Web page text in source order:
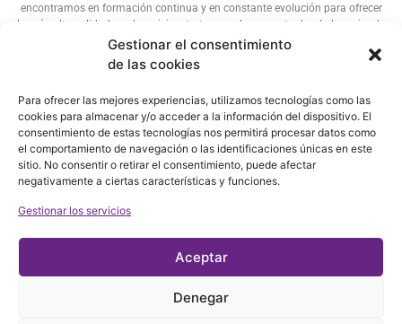
Gestionar el consentimiento
de las cookies
Para ofrecer las mejores experiencias, utilizamos tecnologías como las
cookies para almacenar y/o acceder a la información del dispositivo. El
consentimiento de estas tecnologías nos permitirá procesar datos como
el comportamiento de navegación o las identificaciones únicas en este
sitio. No consentir o retirar el consentimiento, puede afectar
negativamente a ciertas características y funciones.
Gestionar los servicios
Aceptar
Denegar
encontramos en formación continua y en constante evolución para ofrecer
la más alta calidad en el servicio y tratar a cada mascota dando lo mejor de
nosotros.
LOCALIZACIÓN
C/ Altamira Nº 11 ·
Local 23 · 41020
Sevilla (Acceso por C/
638 470 880
HORARIO
LUN-VIER: 10:00 – 20:00
SÁBADOS 10:00 – 13:00